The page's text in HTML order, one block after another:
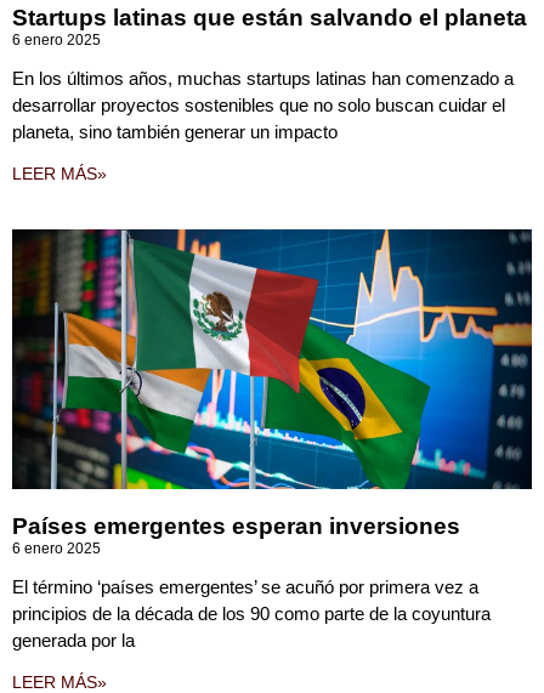
Startups latinas que están salvando el planeta
6 enero 2025
En los últimos años, muchas startups latinas han comenzado a
desarrollar proyectos sostenibles que no solo buscan cuidar el
planeta, sino también generar un impacto
LEER MÁS»
Países emergentes esperan inversiones
6 enero 2025
El término ‘países emergentes’ se acuñó por primera vez a
principios de la década de los 90 como parte de la coyuntura
generada por la
LEER MÁS»